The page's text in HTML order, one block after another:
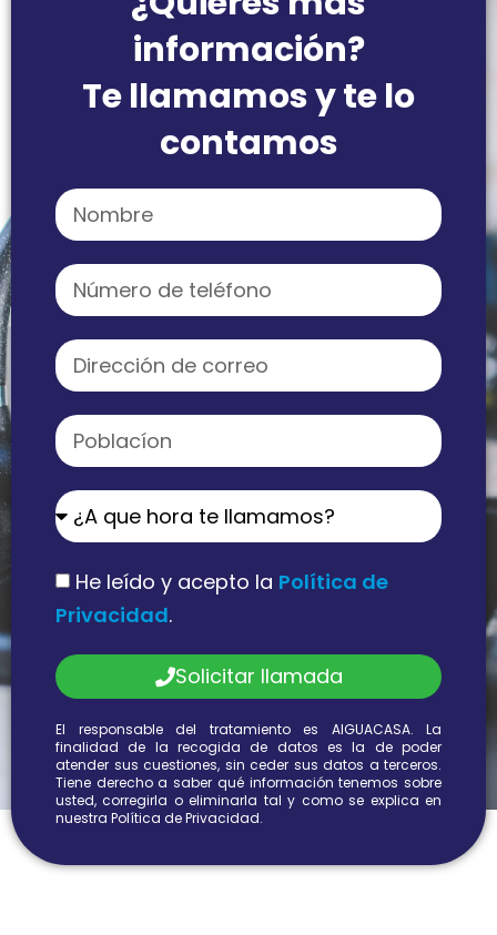
información?
Te llamamos y te lo
contamos
He leído y acepto la Política de
Privacidad.
Solicitar llamada
El responsable del tratamiento es AIGUACASA. La
finalidad de la recogida de datos es la de poder
atender sus cuestiones, sin ceder sus datos a terceros.
Tiene derecho a saber qué información tenemos sobre
usted, corregirla o eliminarla tal y como se explica en
nuestra Política de Privacidad.